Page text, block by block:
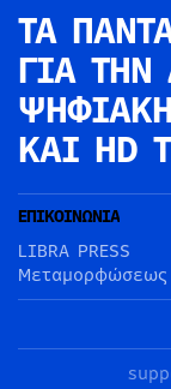
ΤΑ
ΓΙΑ ΤΗΝ
ΨΗΦΙΑΚΗ
ΚΑΙ HD
ΕΠΙΚΟΙΝΩΝΙΑ
LIBRA PRESS